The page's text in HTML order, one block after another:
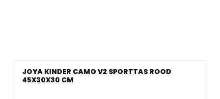
JOYA KINDER CAMO V2 SPORTTAS ROOD
45X30X30 CM